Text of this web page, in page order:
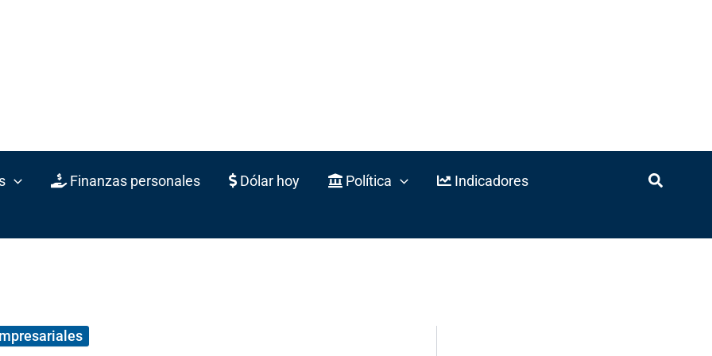
Finanzas personales Dólar hoy Política Indicadores